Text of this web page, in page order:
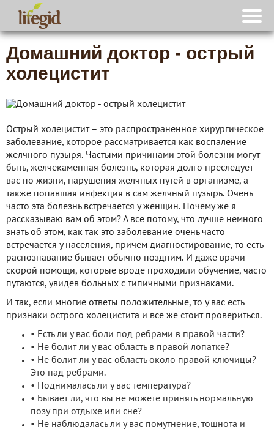
Домашний доктор - острый
холецистит
Острый холецистит – это распространенное хирургическое
заболевание, которое рассматривается как воспаление
желчного пузыря. Частыми причинами этой болезни могут
быть, желчекаменная болезнь, которая долго преследует
вас по жизни, нарушения желчных путей в организме, а
также попавшая инфекция в сам желчный пузырь. Очень
часто эта болезнь встречается у женщин. Почему же я
рассказываю вам об этом? А все потому, что лучше немного
знать об этом, как так это заболевание очень часто
встречается у населения, причем диагностирование, то есть
распознавание бывает обычно поздним. И даже врачи
скорой помощи, которые вроде проходили обучение, часто
путаются, увидев больных с типичными признаками.
И так, если многие ответы положительные, то у вас есть
признаки острого холецистита и все же стоит провериться.
• Есть ли у вас боли под ребрами в правой части?
• Не болит ли у вас область в правой лопатке?
• Не болит ли у вас область около правой ключицы?
Это над ребрами.
• Поднималась ли у вас температура?
• Бывает ли, что вы не можете принять нормальную
позу при отдыхе или сне?
• Не наблюдалась ли у вас помутнение, тошнота и